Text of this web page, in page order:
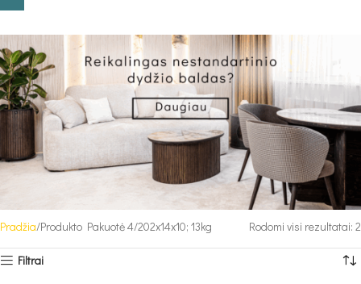
Pradžia Produkto Pakuotė 4 202x14x10; 13kg Rodomi visi rezultatai: 2
Filtrai